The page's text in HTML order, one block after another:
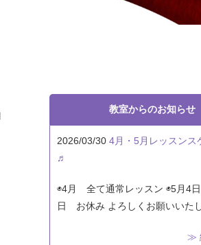
教室からのお知らせ
2026/03/30 4月・5月レッスンス
♬
◉4月 全て通常レッスン ◉5月4
日 お休み よろしくお願いいた
≫